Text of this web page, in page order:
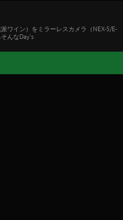
ワイン）をミラーレスカメラ（NEX-5/E-
んなDay's